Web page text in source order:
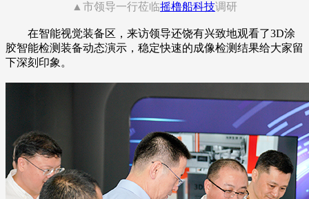
▲市领导一行莅临摇橹船科技调研
在智能视觉装备区，来访领导还饶有兴致地观看了3D涂
胶智能检测装备动态演示，稳定快速的成像检测结果给大家留
下深刻印象。